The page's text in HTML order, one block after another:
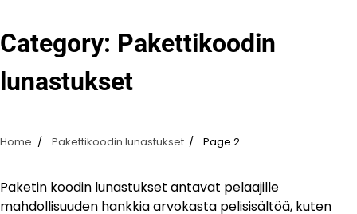
Category: Pakettikoodin
lunastukset
Home Pakettikoodin lunastukset Page 2
Paketin koodin lunastukset antavat pelaajille
mahdollisuuden hankkia arvokasta pelisisältöä, kuten